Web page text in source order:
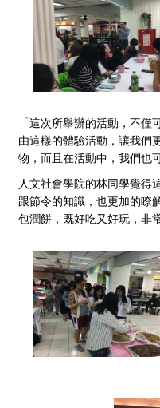
「這次所舉辦的活動，不
由這樣的體驗活動，讓我們
物，而且在活動中，我們也
人文社會學院的林同學覺得
跟節令的知識，也更加的瞭
包潤餅，既好吃又好玩，非